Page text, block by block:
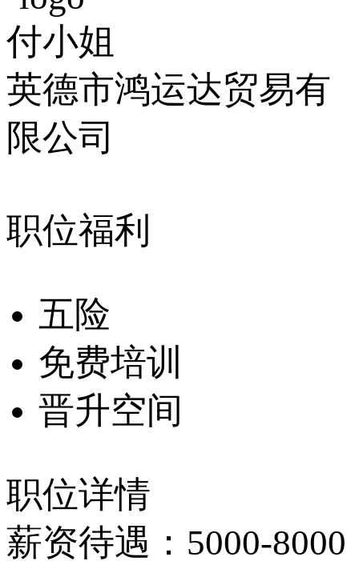
付小姐
英德市鸿运达贸易有
限公司
职位福利
五险
免费培训
晋升空间
职位详情
薪资待遇：5000-8000